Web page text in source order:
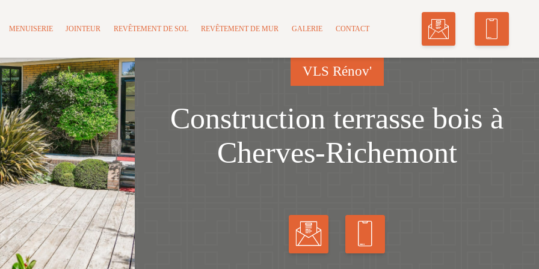
MENUISERIE JOINTEUR REVÊTEMENT DE SOL REVÊTEMENT DE MUR GALERIE CONTACT
VLS Rénov'
Construction terrasse bois à
Cherves-Richemont